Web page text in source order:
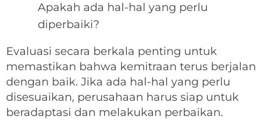
Apakah ada hal-hal yang perlu
diperbaiki?
Evaluasi secara berkala penting untuk
memastikan bahwa kemitraan terus berjalan
dengan baik. Jika ada hal-hal yang perlu
disesuaikan, perusahaan harus siap untuk
beradaptasi dan melakukan perbaikan.